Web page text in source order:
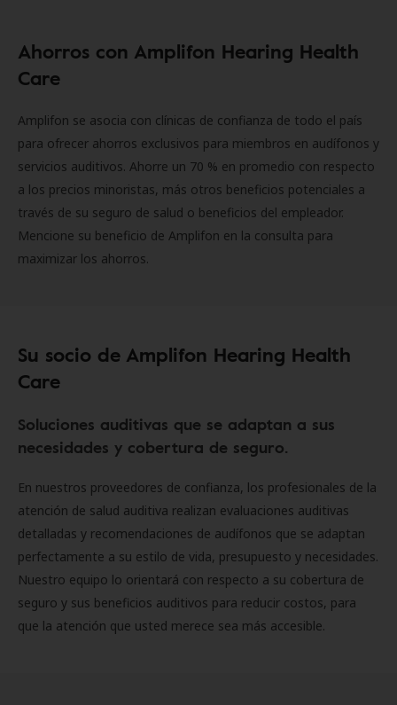
Ahorros con Amplifon Hearing Health
Care
Amplifon se asocia con clínicas de confianza de todo el país
para ofrecer ahorros exclusivos para miembros en audífonos y
servicios auditivos. Ahorre un 70 % en promedio con respecto
a los precios minoristas, más otros beneficios potenciales a
través de su seguro de salud o beneficios del empleador.
Mencione su beneficio de Amplifon en la consulta para
maximizar los ahorros.
Su socio de Amplifon Hearing Health
Care
Soluciones auditivas que se adaptan a sus
necesidades y cobertura de seguro.
En nuestros proveedores de confianza, los profesionales de la
atención de salud auditiva realizan evaluaciones auditivas
detalladas y recomendaciones de audífonos que se adaptan
perfectamente a su estilo de vida, presupuesto y necesidades.
Nuestro equipo lo orientará con respecto a su cobertura de
seguro y sus beneficios auditivos para reducir costos, para
que la atención que usted merece sea más accesible.